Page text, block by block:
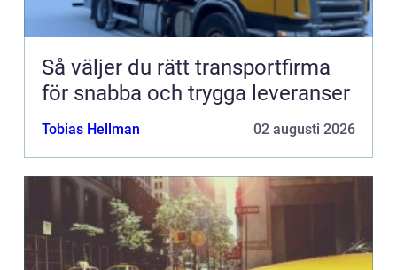
Så väljer du rätt transportfirma
för snabba och trygga leveranser
Tobias Hellman 02 augusti 2026